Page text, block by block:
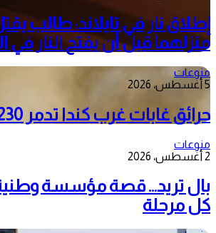
إطلاق نار في تايلاند: طالب
منزلهما قبل أن يفتح النار في
منوعات
5 أغسطس، 2026
حرائق غابات غرب كندا تدمر 230 منزلا
منوعات
2 أغسطس، 2026
بال تريد… قصة مؤسسة
كل مرحلة